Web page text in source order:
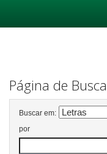
Página de Busca
Buscar em:
por